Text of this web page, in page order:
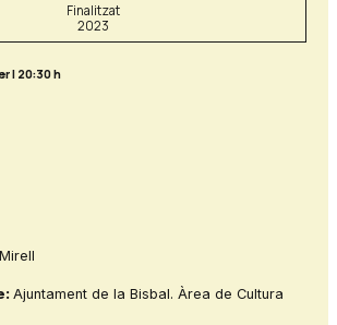
Finalitzat
2023
| 20:30 h
Ajuntament de la Bisbal. Àrea de Cultura